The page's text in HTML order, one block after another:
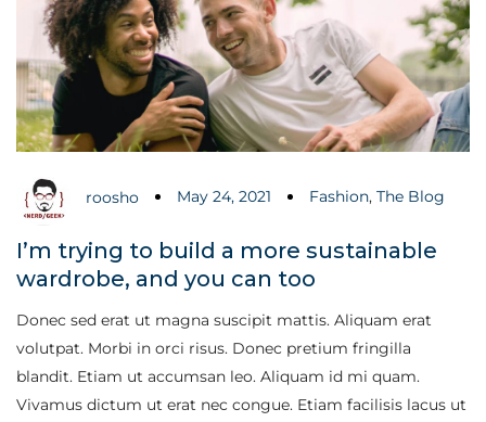
roosho May 24, 2021 Fashion, The Blog
I’m trying to build a more sustainable
wardrobe, and you can too
Donec sed erat ut magna suscipit mattis. Aliquam erat
volutpat. Morbi in orci risus. Donec pretium fringilla
blandit. Etiam ut accumsan leo. Aliquam id mi quam.
Vivamus dictum ut erat nec congue. Etiam facilisis lacus ut